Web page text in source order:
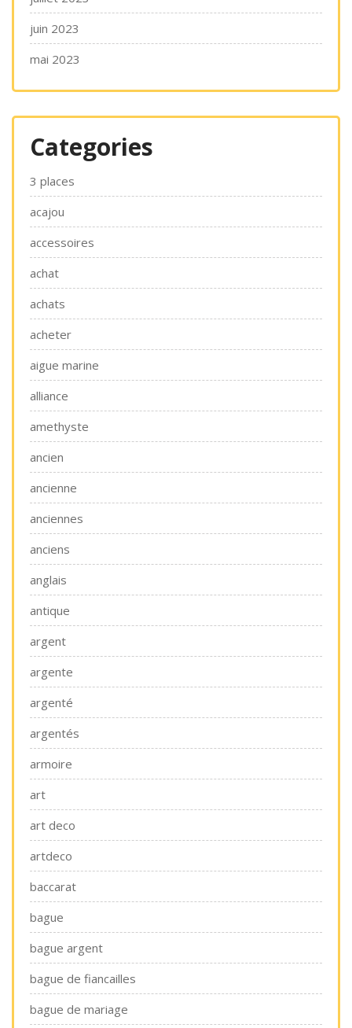
juin 2023
mai 2023
Categories
3 places
acajou
accessoires
achat
achats
acheter
aigue marine
alliance
amethyste
ancien
ancienne
anciennes
anciens
anglais
antique
argent
argente
argenté
argentés
armoire
art
art deco
artdeco
baccarat
bague
bague argent
bague de fiancailles
bague de mariage